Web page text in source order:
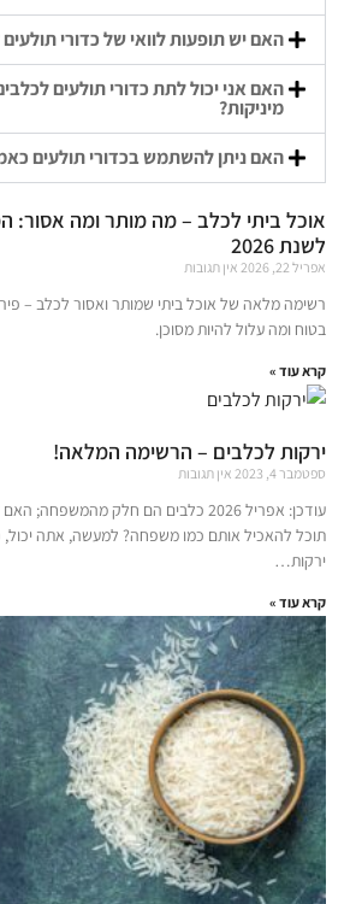
האם יש תופעות לוואי של כדורי
האם אני יכול לתת כדורי תולעים
מיניקות?
האם ניתן להשתמש בכדורי תולעים
אוכל ביתי לכלב – מה מותר ומה אסור:
לשנת 2026
אפריל 22, 2026 אין תגובות
רשימה מלאה של אוכל ביתי שמותר ואסור לכלב –
בטוח ומה עלול להיות מסוכן.
קרא עוד »
ירקות לכלבים – הרשימה המלאה!
ספטמבר 4, 2023 אין תגובות
עודכן: אפריל 2026 כלבים הם חלק
תוכל להאכיל אותם כמו משפחה? למעשה, אתה יכול,
ירקות…
קרא עוד »